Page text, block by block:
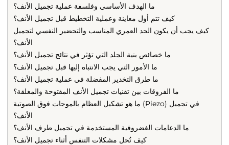
ما الهدف الأساسي وفلسفة عملية تجميل الأنف؟
كيف تتم أول معاينة وعملية التخطيط قبل تجميل الأنف؟
كيف يجب أن يكون الحد العمري المناسب والتحضير النفسي لتجميل
الأنف؟
ما خصائص بنية الجلد التي تؤثر في نتائج تجميل الأنف؟
ما الأمور التي يجب الانتباه إليها قبل تجميل الأنف؟
ما طرق التخدير المفضلة في عملية تجميل الأنف؟
ما الفروقات بين تقنيات تجميل الأنف المفتوحة والمغلقة؟
ما هو تشكيل العظام بالموجات فوق الصوتية (Piezo) في تجميل
الأنف؟
ما الدعامات الغضروفية المستخدمة في تجميل طرف الأنف؟
كيف تُحل مشكلات التنفس أثناء تجميل الأنف؟